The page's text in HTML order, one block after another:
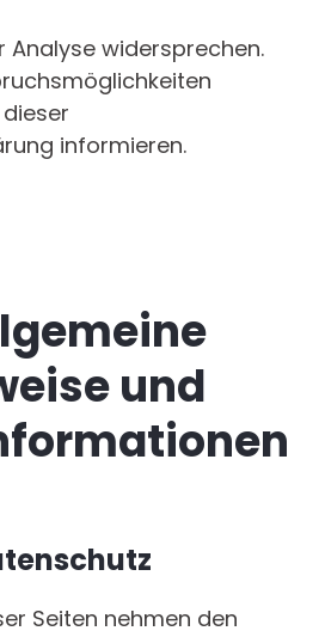
Analyse widersprechen.
informieren.
und
Seiten nehmen den